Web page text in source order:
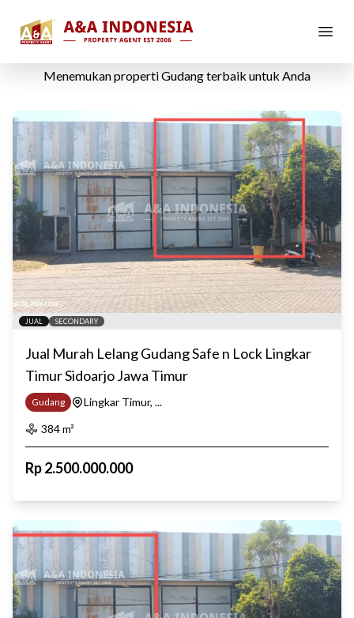
PropertiGudang
Menemukan propertiGudangterbaik untuk Anda
JUAL SECONDARY
Jual Murah Lelang Gudang Safe n Lock Lingkar
Timur Sidoarjo Jawa Timur
Gudang
Lingkar Timur, ...
384m²
Rp2.500.000.000